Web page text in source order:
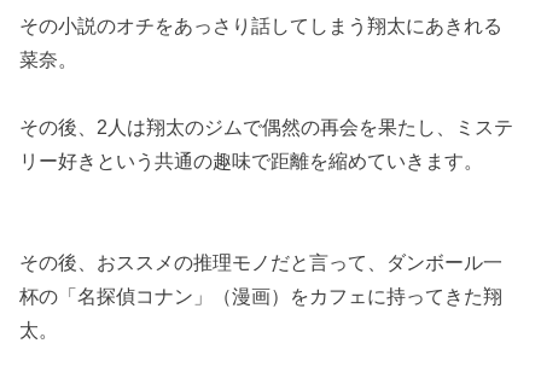
その小説のオチをあっさり話してしまう翔太にあきれる
菜奈。
その後、2人は翔太のジムで偶然の再会を果たし、ミステ
リー好きという共通の趣味で距離を縮めていきます。
その後、おススメの推理モノだと言って、ダンボール一
杯の「名探偵コナン」（漫画）をカフェに持ってきた翔
太。